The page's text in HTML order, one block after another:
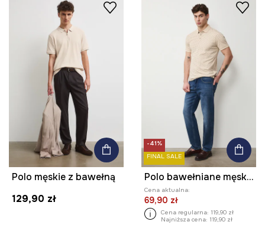
Polo męskie z bawełną
129,90 zł
-41%
FINAL SALE
Polo bawełniane męskie z elastanem z drobnym wzorem
Cena aktualna:
69,90 zł
Cena regularna: 119,90 zł
Najniższa cena: 119,90 zł